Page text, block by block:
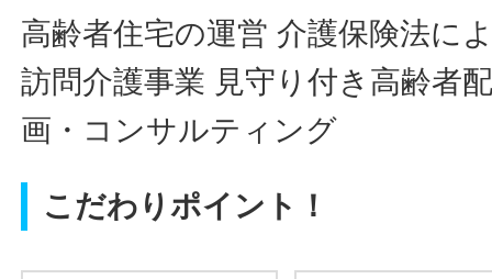
高齢者住宅の運営 介護保険法に
訪問介護事業 見守り付き高齢者
画・コンサルティング
こだわりポイント！